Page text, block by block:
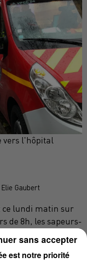
vers l'hôpital
Gaubert
ce lundi matin sur
de 8h, les sapeurs-
Calumin, situé sur
est notre priorité
sans accepter